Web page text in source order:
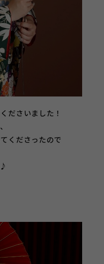
ださいました！
くださったので